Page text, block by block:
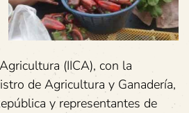
(IICA), con la
de Agricultura y Ganadería,
y representantes de